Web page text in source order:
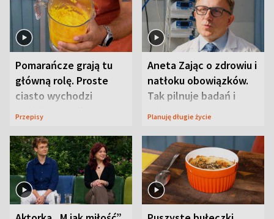
Pomarańcze grają tu
główną rolę. Proste
ciasto wychodzi
wyjątkowo wilgotne
Przepisy
Aneta Zając o zdrowiu i
natłoku obowiązków.
Tak pilnuje badań i
wizyt
Planuję długie życie